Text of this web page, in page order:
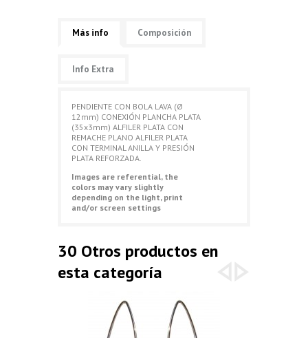
Más info Composición
Info Extra
PENDIENTE CON BOLA LAVA (Ø
12mm) CONEXIÓN PLANCHA PLATA
(35x3mm) ALFILER PLATA CON
REMACHE PLANO ALFILER PLATA
CON TERMINAL ANILLA Y PRESIÓN
PLATA REFORZADA.
Images are referential, the
colors may vary slightly
depending on the light, print
and/or screen settings
30 Otros productos en
esta categoría